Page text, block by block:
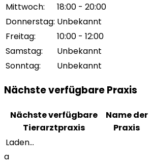
Mittwoch:
18:00 - 20:00
Donnerstag: Unbekannt
Freitag:
10:00 - 12:00
Samstag:
Unbekannt
Sonntag: Unbekannt
Nächste verfügbare Praxis
Nächste verfügbare
Tierarztpraxis
Name der
Praxis
Laden...
a